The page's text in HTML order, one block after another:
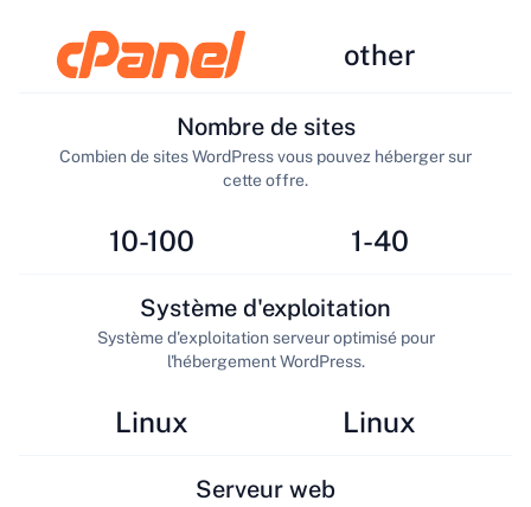
other
10-100
Nombre de sites
Combien de sites WordPress vous pouvez héberger sur
cette offre.
1-40
Linux
Système d'exploitation
Système d'exploitation serveur optimisé pour
l'hébergement WordPress.
Linux
Serveur web